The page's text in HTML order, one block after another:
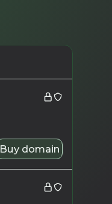
Buy domain